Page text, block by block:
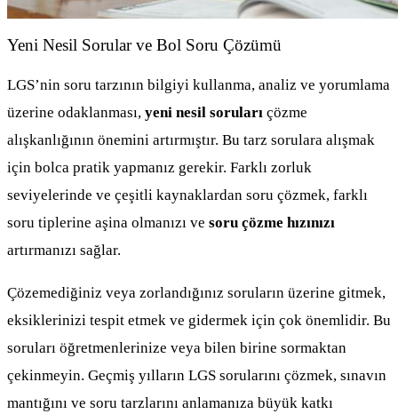
Yeni Nesil Sorular ve Bol Soru Çözümü
LGS’nin soru tarzının bilgiyi kullanma, analiz ve yorumlama
üzerine odaklanması, yeni nesil soruları çözme
alışkanlığının önemini artırmıştır. Bu tarz sorulara alışmak
için bolca pratik yapmanız gerekir. Farklı zorluk
seviyelerinde ve çeşitli kaynaklardan soru çözmek, farklı
soru tiplerine aşina olmanızı ve soru çözme hızınızı
artırmanızı sağlar.
Çözemediğiniz veya zorlandığınız soruların üzerine gitmek,
eksiklerinizi tespit etmek ve gidermek için çok önemlidir. Bu
soruları öğretmenlerinize veya bilen birine sormaktan
çekinmeyin. Geçmiş yılların LGS sorularını çözmek, sınavın
mantığını ve soru tarzlarını anlamanıza büyük katkı